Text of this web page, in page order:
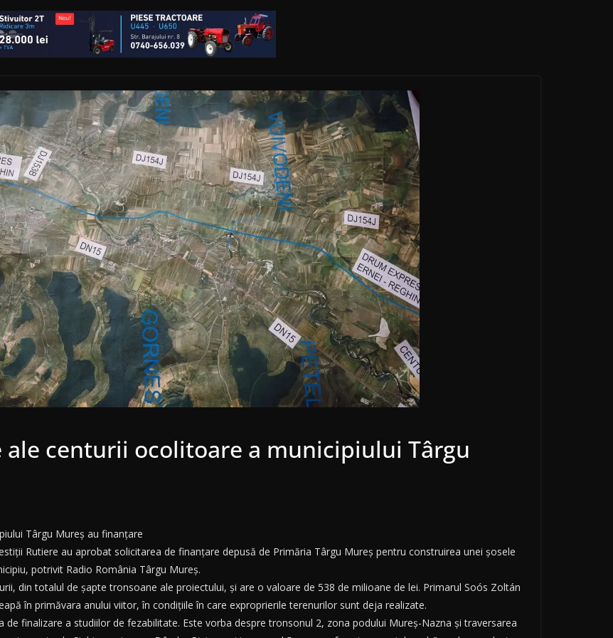
ale centurii ocolitoare a municipiului Târgu
Târgu Mureș au finanțare
Rutiere au aprobat solicitarea de finanțare depusă de Primăria Târgu Mureș pentru construirea unei șosele
potrivit Radio România Târgu Mureș.
din totalul de șapte tronsoane ale proiectului, și are o valoare de 538 de milioane de lei. Primarul Soós Zoltán
în primăvara anului viitor, în condițiile în care exproprierile terenurilor sunt deja realizate.
finalizare a studiilor de fezabilitate. Este vorba despre tronsonul 2, zona podului Mureș-Nazna și traversarea